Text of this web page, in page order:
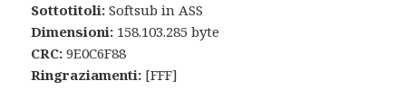
Sottotitoli: Softsub in ASS
Dimensioni: 158.103.285 byte
CRC: 9E0C6F88
Ringraziamenti: [FFF]